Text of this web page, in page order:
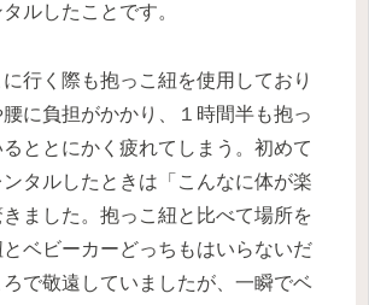
ルしたことです。
行く際も抱っこ紐を使用しており
に負担がかかり、１時間半も抱っ
ととにかく疲れてしまう。初めて
タルしたときは「こんなに体が楽
ました。抱っこ紐と比べて場所を
ベビーカーどっちもはいらないだ
で敬遠していましたが、一瞬でベ